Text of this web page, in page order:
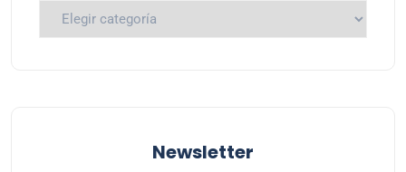
Newsletter